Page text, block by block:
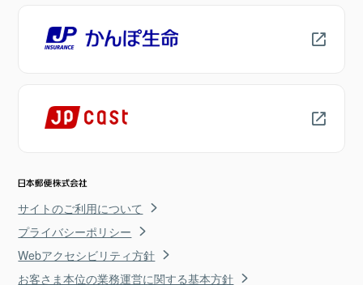
サイトのご利用について
プライバシーポリシー
Webアクセシビリティ方針
お客さま本位の業務運営に関する基本方針